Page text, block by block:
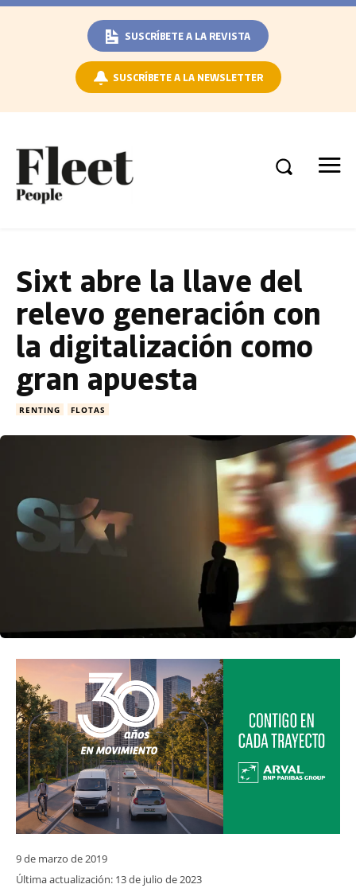
SUSCRÍBETE A LA REVISTA
SUSCRÍBETE A LA NEWSLETTER
Sixt abre la llave del
relevo generación con
la digitalización como
gran apuesta
RENTING FLOTAS
9 de marzo de 2019
Última actualización: 13 de julio de 2023